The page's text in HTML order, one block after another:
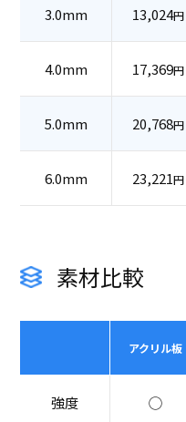
3.0mm 13,024円
4.0mm 17,369円
5.0mm 20,768円
6.0mm 23,221円
素材比較
アクリル板
強度 ◯